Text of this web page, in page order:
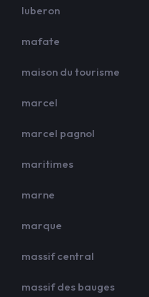
luberon
mafate
maison du tourisme
marcel
marcel pagnol
maritimes
marne
marque
massif central
massif des bauges